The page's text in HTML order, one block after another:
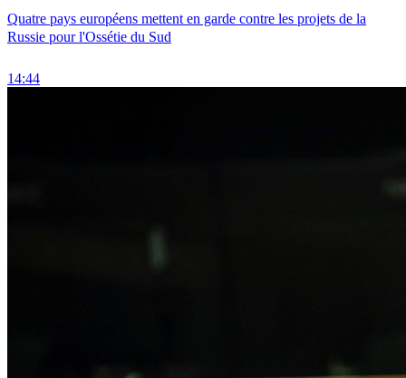
Quatre pays européens mettent en garde contre les projets de la
Russie pour l'Ossétie du Sud
14:44